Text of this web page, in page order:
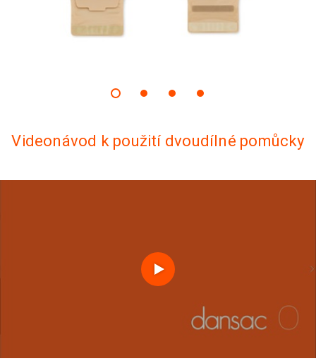
Videonávod k použití dvoudílné pomůcky